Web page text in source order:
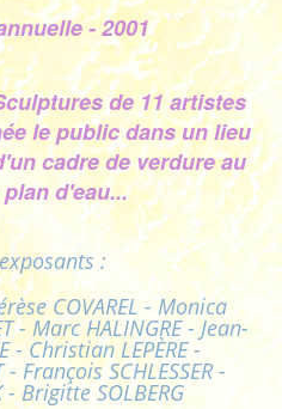
- 2001
de 11 artistes
le public dans un lieu
cadre de verdure au
d'eau...
:
COVAREL - Monica
- Marc HALINGRE - Jean-
- Christian LEPÈRE -
François SCHLESSER -
- Brigitte SOLBERG